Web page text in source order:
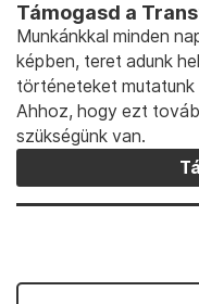
Támogasd a
Munkánkkal minden
képben, teret adunk
történeteket
Ahhoz, hogy ezt
szükségünk van.